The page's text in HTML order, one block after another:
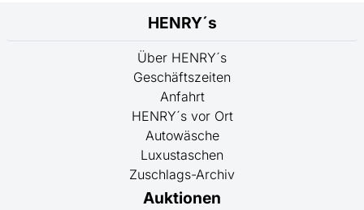
HENRY´s
Über HENRY´s
Geschäftszeiten
Anfahrt
HENRY´s vor Ort
Autowäsche
Luxustaschen
Zuschlags-Archiv
Auktionen